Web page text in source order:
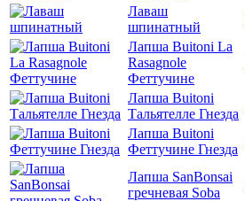
Лаваш
шпинатный
Лапша Buitoni La
Rasagnole
Феттучине
Лапша Buitoni
Тальятелле Гнезда
Лапша Buitoni
Феттучине Гнезда
Лапша SanBonsai
гречневая Soba